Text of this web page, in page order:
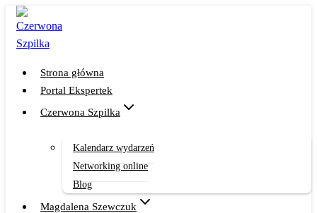
Przejdź
treści
Strona główna
Portal Ekspertek
Czerwona Szpilka
Kalendarz wydarzeń
Networking online
Blog
Magdalena Szewczuk